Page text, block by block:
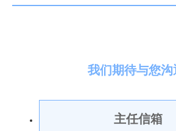
我们期待与您沟
主任信箱